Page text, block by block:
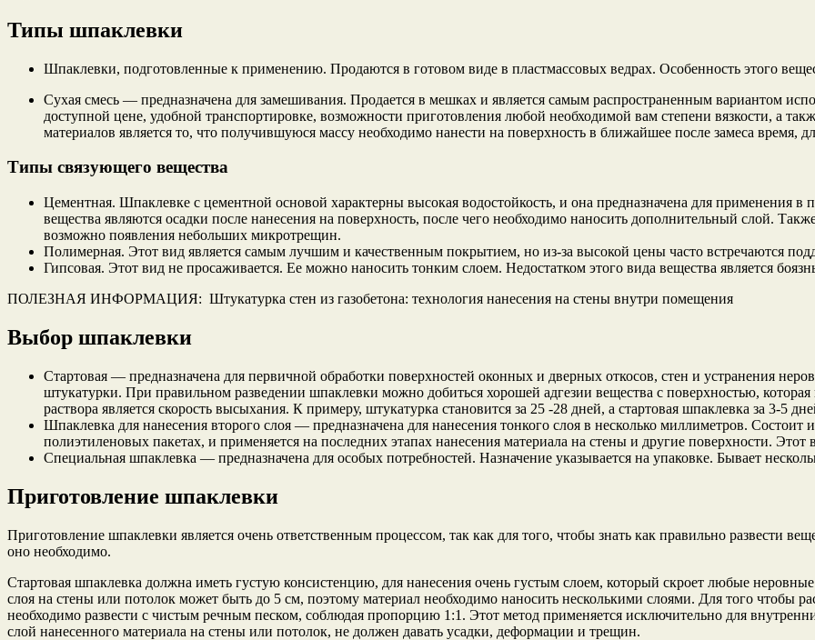
Типы шпаклевки
Шпаклевки, подготовленные к применению. Продаются в готовом виде в пластмассовых ведрах. Особенность этого
Сухая смесь — предназначена для замешивания. Продается в мешках и является самым распространенным вариантом
доступной цене, удобной транспортировке, возможности приготовления любой необходимой вам степени вязкости, а
материалов является то, что получившуюся массу необходимо нанести на поверхность в ближайшее после замеса время,
Типы связующего вещества
Цементная. Шпаклевке с цементной основой характерны высокая водостойкость, и она предназначена для применения
вещества являются осадки после нанесения на поверхность, после чего необходимо наносить дополнительный слой.
возможно появления небольших микротрещин.
Полимерная. Этот вид является самым лучшим и качественным покрытием, но из-за высокой цены часто встречаются
Гипсовая. Этот вид не просаживается. Ее можно наносить тонким слоем. Недостатком этого вида вещества является
ПОЛЕЗНАЯ ИНФОРМАЦИЯ: Штукатурка стен из газобетона: технология нанесения на стены внутри помещения
Выбор шпаклевки
Стартовая — предназначена для первичной обработки поверхностей оконных и дверных откосов, стен и устранения
штукатурки. При правильном разведении шпаклевки можно добиться хорошей адгезии вещества с поверхностью,
раствора является скорость высыхания. К примеру, штукатурка становится за 25 -28 дней, а стартовая шпаклевка за 3-5
Шпаклевка для нанесения второго слоя — предназначена для нанесения тонкого слоя в несколько миллиметров.
полиэтиленовых пакетах, и применяется на последних этапах нанесения материала на стены и другие поверхности. Этот
Специальная шпаклевка — предназначена для особых потребностей. Назначение указывается на упаковке. Бывает
Приготовление шпаклевки
Приготовление шпаклевки является очень ответственным процессом, так как для того, чтобы знать как правильно развести
оно необходимо.
Стартовая шпаклевка должна иметь густую консистенцию, для нанесения очень густым слоем, который скроет любые
слоя на стены или потолок может быть до 5 см, поэтому материал необходимо наносить несколькими слоями. Для того чтобы
необходимо развести с чистым речным песком, соблюдая пропорцию 1:1. Этот метод применяется исключительно для
слой нанесенного материала на стены или потолок, не должен давать усадки, деформации и трещин.